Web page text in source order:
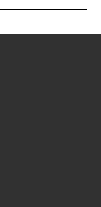
Bis
dieses
führt.